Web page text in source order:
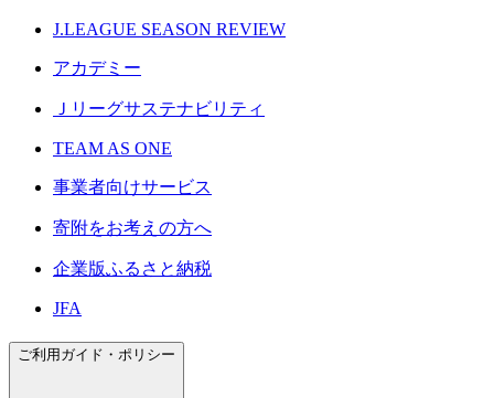
J.LEAGUE SEASON REVIEW
アカデミー
Ｊリーグサステナビリティ
TEAM AS ONE
事業者向けサービス
寄附をお考えの方へ
企業版ふるさと納税
JFA
ご利用ガイド・ポリシー